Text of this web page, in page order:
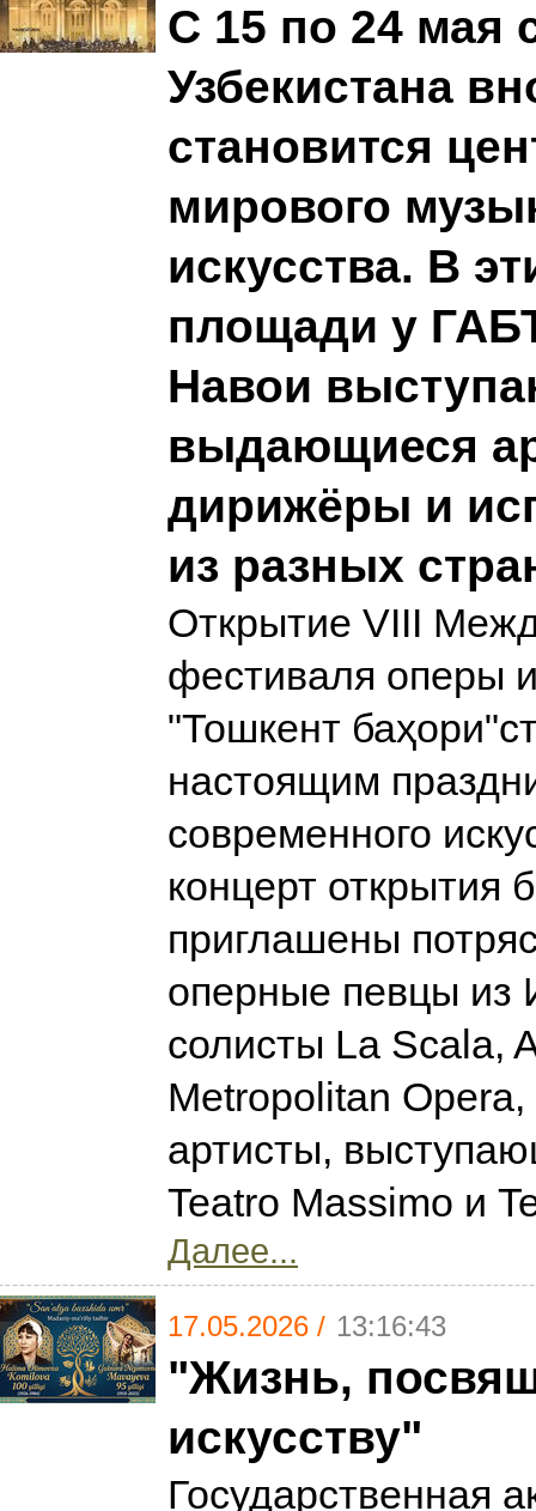
С 15 по 24 мая
Узбекистана
становится
мирового
искусства. В
площади у
Навои
выдающиеся
дирижёры и
из разных
Открытие VIII
фестиваля оперы
"Тошкент
настоящим
современного
концерт открытия
приглашены
оперные певцы из
солисты La Scala,
Metropolitan Opera,
артисты,
Teatro Massimo и
Далее...
17.05.2026 / 13:16:43
"Жизнь,
искусству"
Государственная